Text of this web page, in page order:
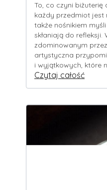
To, co czyni
każdy przedmiot jest
także nośnikiem
skłaniają do
zdominowanym
artystyczna
i wyjątkowych, które
Czytaj całość